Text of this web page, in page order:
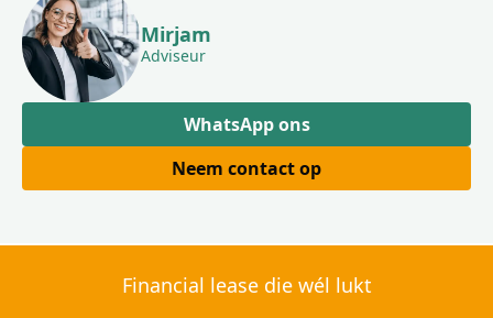
Mirjam
Adviseur
WhatsApp ons
Neem contact op
Financial lease die wél lukt